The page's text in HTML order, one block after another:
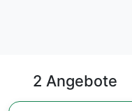
2 Angebote